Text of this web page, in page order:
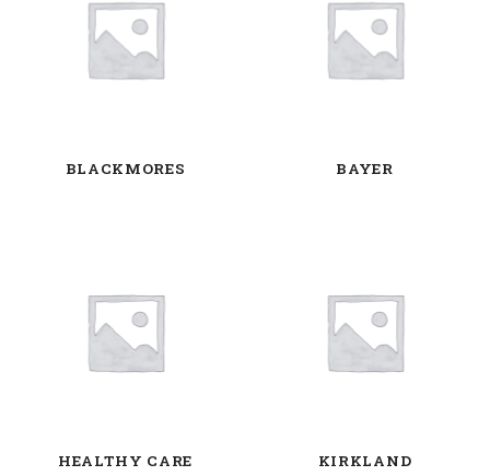
BLACKMORES BAYER
HEALTHY CARE KIRKLAND